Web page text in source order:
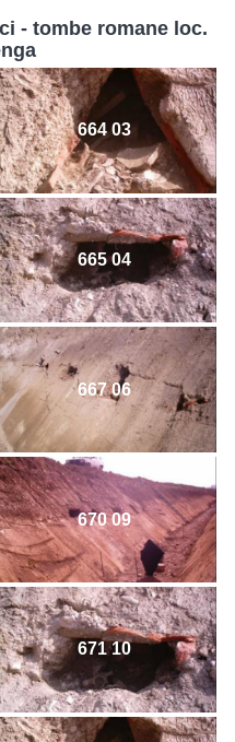
- tombe romane loc.
664 03
665 04
667 06
670 09
671 10